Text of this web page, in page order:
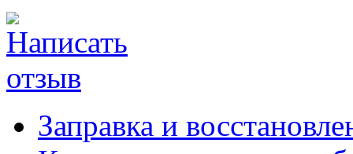
Заправка и